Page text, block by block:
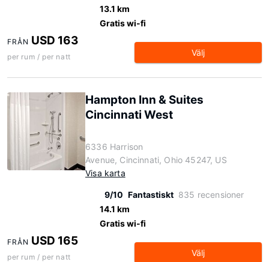
13.1 km
Gratis wi-fi
FRÅN USD 163
per rum / per natt Välj
Hampton Inn & Suites
Cincinnati West
6336 Harrison
Avenue, Cincinnati, Ohio 45247, US
Visa karta
9/10 Fantastiskt 835 recensioner
14.1 km
Gratis wi-fi
FRÅN USD 165
per rum / per natt Välj